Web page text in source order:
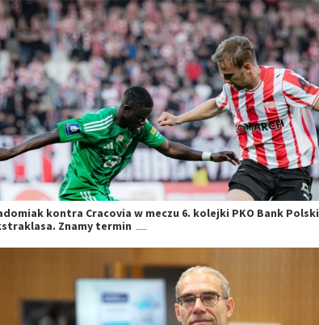
kontra Cracovia w meczu 6. kolejki PKO Bank Polski
Znamy termin